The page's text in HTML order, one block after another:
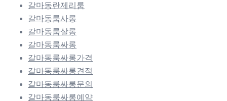
갈마동란제리룸
갈마동룸사롱
갈마동룸살롱
갈마동룸싸롱
갈마동룸싸롱가격
갈마동룸싸롱견적
갈마동룸싸롱문의
갈마동룸싸롱예약